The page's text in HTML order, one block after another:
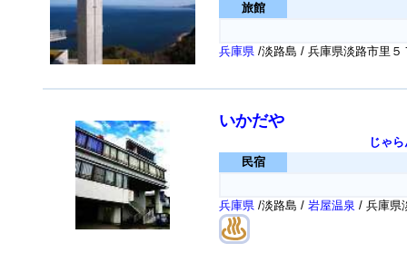
旅館
兵庫県 /淡路島 / 兵庫県淡路市里５
いかだや
じゃ
民宿
兵庫県 /淡路島 / 岩屋温泉 / 兵庫県